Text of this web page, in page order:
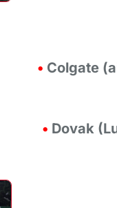
• Colgate
• Dovak